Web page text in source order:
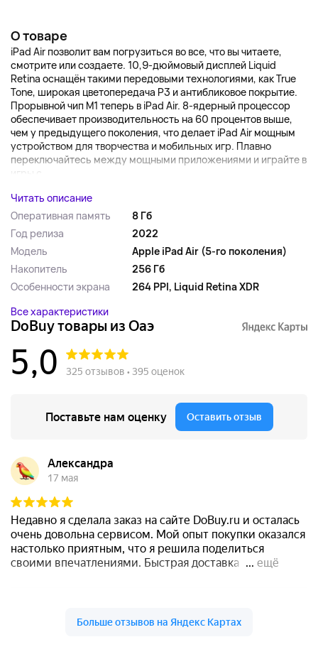
О товаре
iPad Air позволит вам погрузиться во все, что вы читаете,
смотрите или создаете. 10,9-дюймовый дисплей Liquid
Retina оснащён такими передовыми технологиями, как True
Tone, широкая цветопередача P3 и антибликовое покрытие.
Прорывной чип M1 теперь в iPad Air. 8-ядерный процессор
обеспечивает производительность на 60 процентов выше,
чем у предыдущего поколения, что делает iPad Air мощным
устройством для творчества и мобильных игр. Плавно
переключайтесь между мощными приложениями и играйте в
игры с...
Читать описание
Оперативная память
8 Гб
Год релиза
2022
Модель
Apple iPad Air (5-го поколения)
Накопитель
256 Гб
Особенности экрана
264 PPI, Liquid Retina XDR
Все характеристики